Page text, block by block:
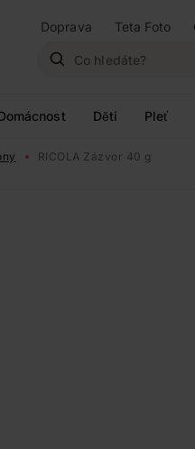
Doprava Teta Foto
Děti Pleť
RICOLA Zázvor 40 g